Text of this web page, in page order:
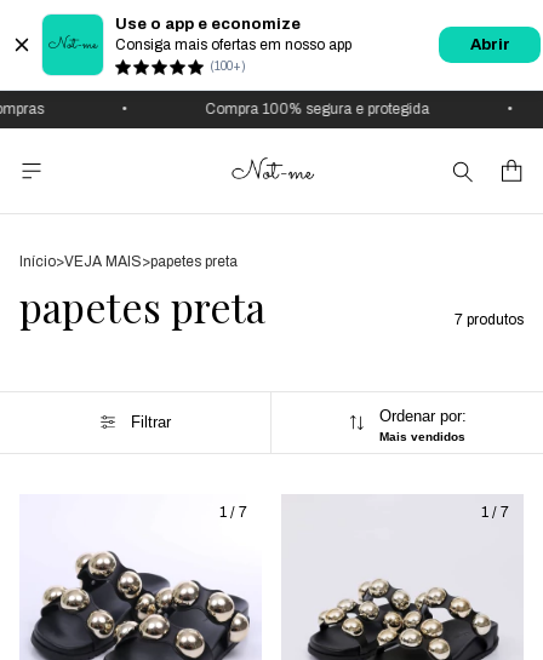
Use o app e economize
Consiga mais ofertas em nosso app
(100+)
Abrir
Compra 100% segura e protegida
Início>VEJA MAIS>papetes preta
papetes preta 7 produtos
Filtrar Ordenar por:
Mais vendidos
1 / 7 1 / 7